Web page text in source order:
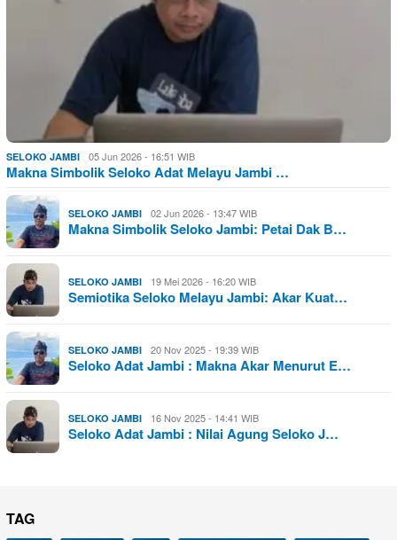
SELOKO JAMBI 05 Jun 2026 - 16:51 WIB
Makna Simbolik Seloko Adat Melayu Jambi …
SELOKO JAMBI 02 Jun 2026 - 13:47 WIB
Makna Simbolik Seloko Jambi: Petai Dak B…
SELOKO JAMBI 19 Mei 2026 - 16:20 WIB
Semiotika Seloko Melayu Jambi: Akar Kuat…
SELOKO JAMBI 20 Nov 2025 - 19:39 WIB
Seloko Adat Jambi : Makna Akar Menurut E…
SELOKO JAMBI 16 Nov 2025 - 14:41 WIB
Seloko Adat Jambi : Nilai Agung Seloko J…
TAG